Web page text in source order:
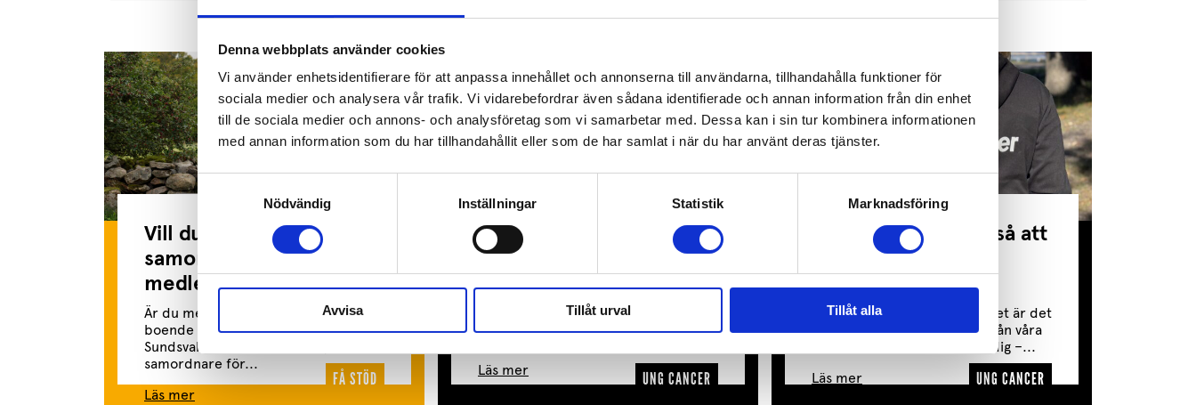
Denna webbplats använder cookies
Vi använder enhetsidentifierare för att anpassa innehållet och annonserna till användarna, tillhandahålla funktioner för
sociala medier och analysera vår trafik. Vi vidarebefordrar även sådana identifierade och annan information från din enhet
till de sociala medier och annons- och analysföretag som vi samarbetar med. Dessa kan i sin tur kombinera informationen
med annan information som du har tillhandahållit eller som de har samlat i när du har använt deras tjänster.
Samtyckesval
Nödvändig
Inställningar Statistik Marknadsföring
Avvisa Tillåt urval Tillåt alla
Vill du hjälpa till att
samordna Ung Cancers
medlemsträffar?
Är du medlem i Ung Cancer och
boende i Göteborg, Västerås eller
Sundsvall? Just nu söker vi nya
samordnare för...
Läs mer
FÅ STÖD
Ung Cancers årsmöte
2026
Ung Cancer är en medlemsstyrd
organisation. På ett årsmöte har du
Läs mer
UNG CANCER
Tack för att du gör så att
ingen behöver vara
ensam
”Jag kände mig så ensam.” Det är det
vanligaste budskapet vi får från våra
medlemmar. Men tack vare dig –...
Läs mer
UNG CANCER